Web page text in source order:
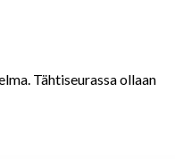
Tähtiseurassa ollaan